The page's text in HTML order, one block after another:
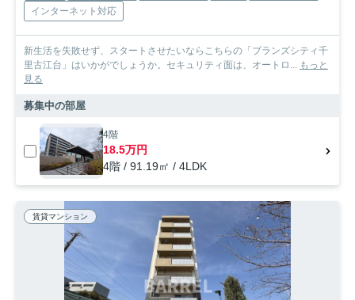
インターネット対応
新生活を失敗せず、スタートさせたいならこちらの「ブランズシティ千
里古江台」はいかがでしょうか。セキュリティ面は、オートロ... もっと
見る
募集中の部屋
4階
18.5万円
4階 / 91.19㎡ / 4LDK
賃貸マンション